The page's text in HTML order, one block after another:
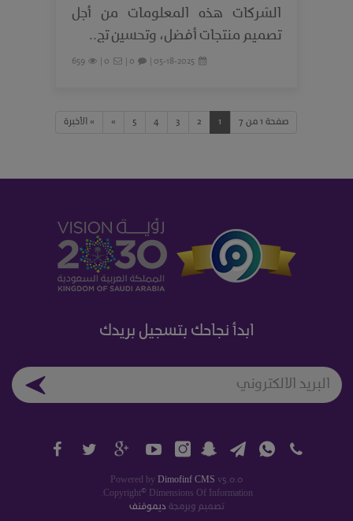
الشركات هذه المعلومات من أجل
تصميم منتجات أفضل، وتحسين تج..
05-18-2025 |
0 |
0 |
659
صفحة 1 من 7 1
2
3
4
5
» » الأخيرة
ابدأ نجاحك بتسجيل بريدك
Powered by Dimofinf CMS v5.0.0
Copyright© Dimensions Of Information.
تصميم وبرمجة ديموفنف